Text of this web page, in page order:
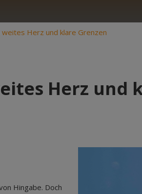
weites Herz und klare Grenzen
Herz und
Hingabe. Doch